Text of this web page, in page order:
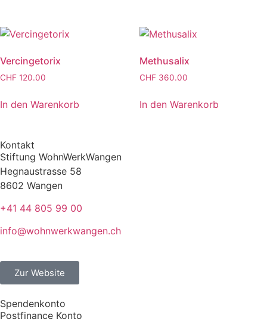
Vercingetorix
CHF 120.00
In den Warenkorb
Methusalix
CHF 360.00
In den Warenkorb
Kontakt
Stiftung WohnWerkWangen
Hegnaustrasse 58
8602 Wangen
+41 44 805 99 00
info@wohnwerkwangen.ch
Zur Website
Spendenkonto
Postfinance Konto